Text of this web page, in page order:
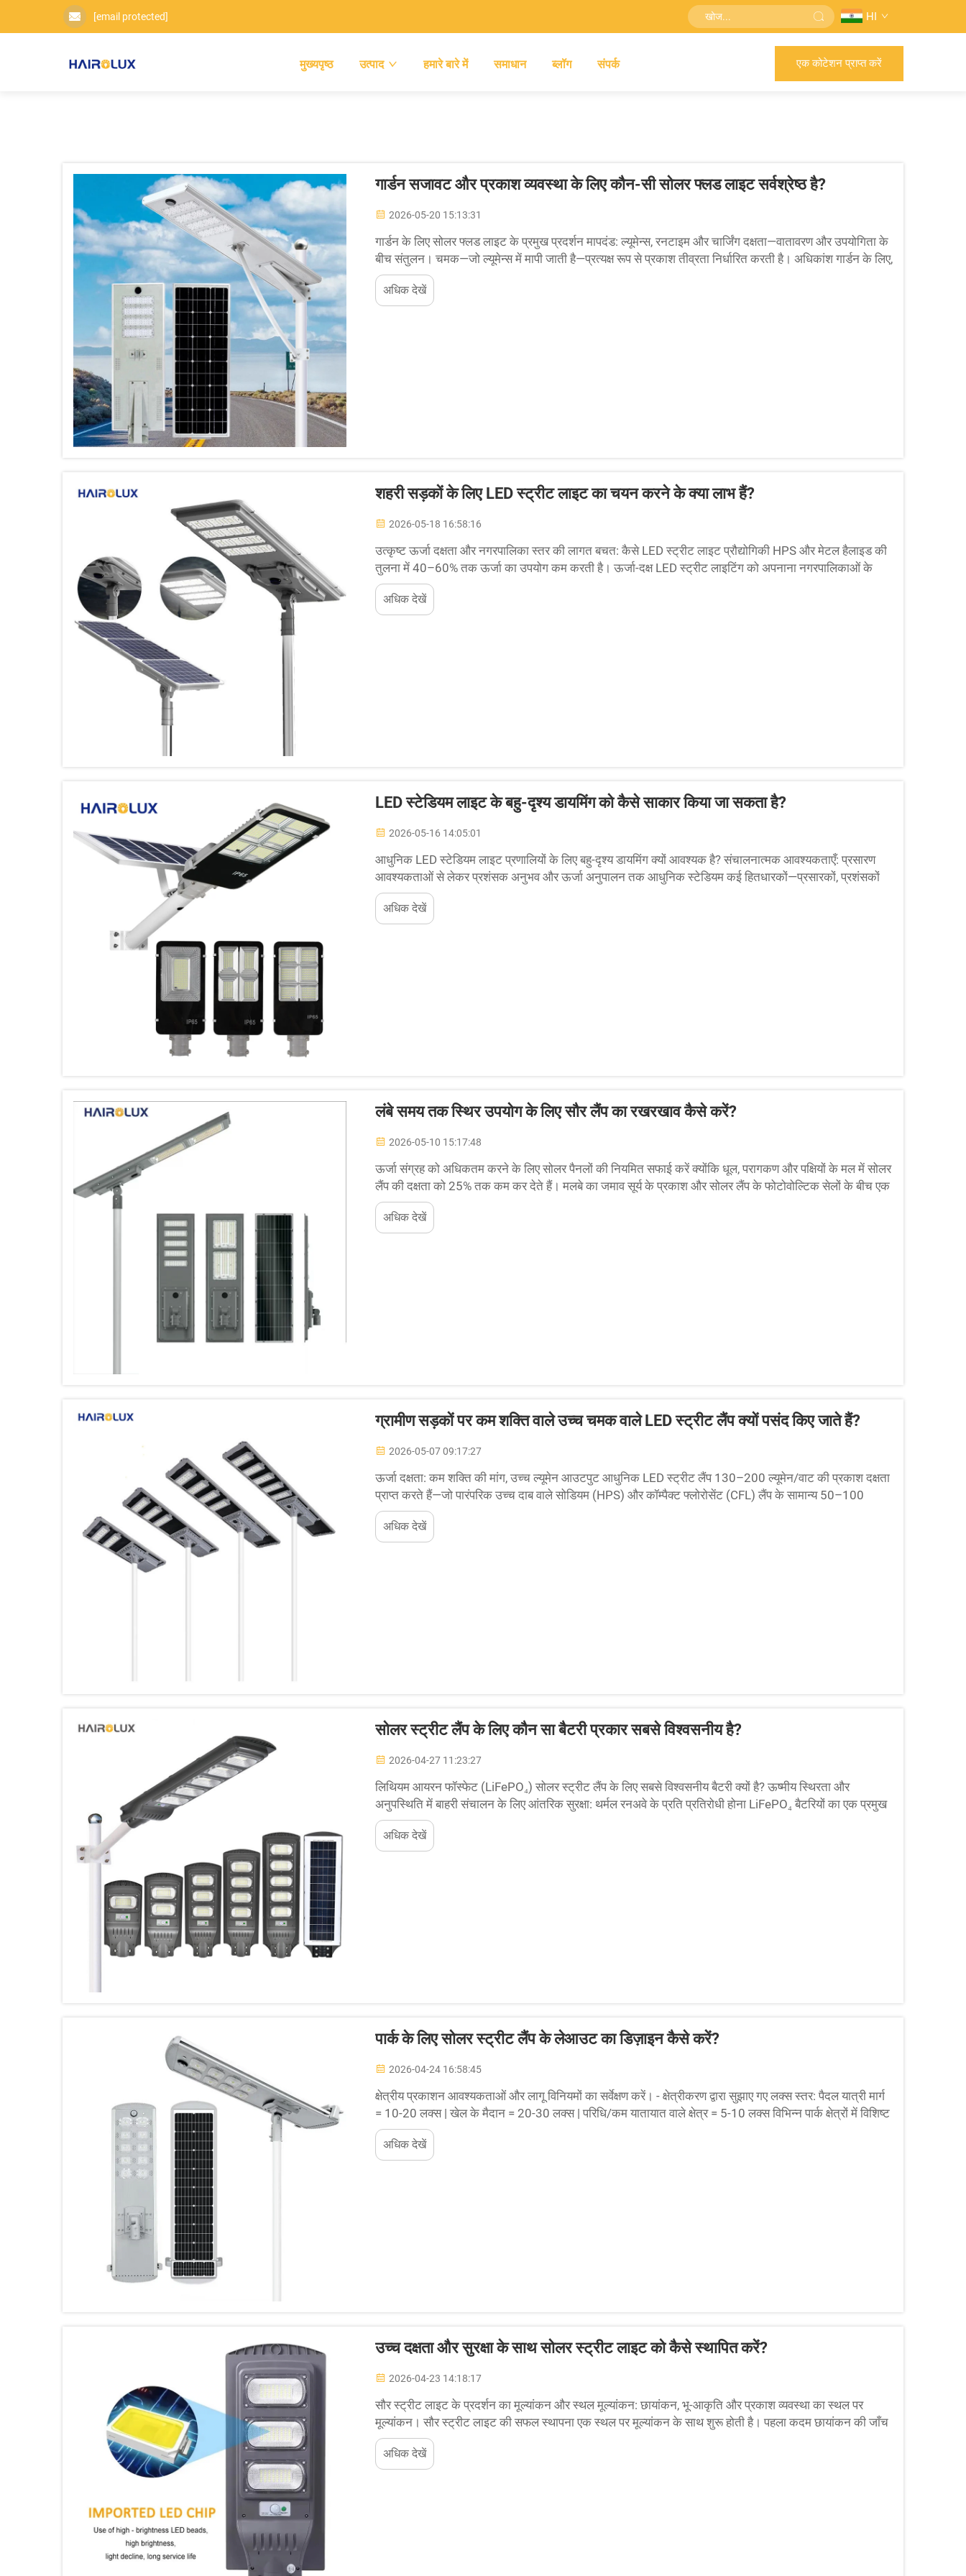
[email protected] HI
मुख्यपृष्ठ उत्पाद हमारे बारे में समाधान ब्लॉग संपर्क एक कोटेशन प्राप्त करें
गार्डन सजावट और प्रकाश व्यवस्था के लिए कौन-सी सोलर फ्लड लाइट सर्वश्रेष्ठ है?
2026-05-20 15:13:31
गार्डन के लिए सोलर फ्लड लाइट के प्रमुख प्रदर्शन मापदंड: ल्यूमेन्स, रनटाइम और चार्जिंग दक्षता—वातावरण और उपयोगिता के
बीच संतुलन। चमक—जो ल्यूमेन्स में मापी जाती है—प्रत्यक्ष रूप से प्रकाश तीव्रता निर्धारित करती है। अधिकांश गार्डन के लिए,
500–2,000 ल्यूमेन्स की सीमा उपयुक्त ...
अधिक देखें
शहरी सड़कों के लिए LED स्ट्रीट लाइट का चयन करने के क्या लाभ हैं?
2026-05-18 16:58:16
उत्कृष्ट ऊर्जा दक्षता और नगरपालिका स्तर की लागत बचत: कैसे LED स्ट्रीट लाइट प्रौद्योगिकी HPS और मेटल हैलाइड की
तुलना में 40–60% तक ऊर्जा का उपयोग कम करती है। ऊर्जा-दक्ष LED स्ट्रीट लाइटिंग को अपनाना नगरपालिकाओं के
विद्युत उपभोग के तरीके में एक मौलिक परिवर्तन का प्रतिनिधित्व करता है...
अधिक देखें
LED स्टेडियम लाइट के बहु-दृश्य डायमिंग को कैसे साकार किया जा सकता है?
2026-05-16 14:05:01
आधुनिक LED स्टेडियम लाइट प्रणालियों के लिए बहु-दृश्य डायमिंग क्यों आवश्यक है? संचालनात्मक आवश्यकताएँ: प्रसारण
आवश्यकताओं से लेकर प्रशंसक अनुभव और ऊर्जा अनुपालन तक आधुनिक स्टेडियम कई हितधारकों—प्रसारकों, प्रशंसकों
और क्षेत्र संचालकों—की सेवा करते हैं, प्रत्येक...
अधिक देखें
लंबे समय तक स्थिर उपयोग के लिए सौर लैंप का रखरखाव कैसे करें?
2026-05-10 15:17:48
ऊर्जा संग्रह को अधिकतम करने के लिए सोलर पैनलों की नियमित सफाई करें क्योंकि धूल, परागकण और पक्षियों के मल में सोलर
लैंप की दक्षता को 25% तक कम कर देते हैं। मलबे का जमाव सूर्य के प्रकाश और सोलर लैंप के फोटोवोल्टिक सेलों के बीच एक
भौतिक बाधा बनाता है। धूल, परागकण...
अधिक देखें
ग्रामीण सड़कों पर कम शक्ति वाले उच्च चमक वाले LED स्ट्रीट लैंप क्यों पसंद किए जाते हैं?
2026-05-07 09:17:27
ऊर्जा दक्षता: कम शक्ति की मांग, उच्च ल्यूमेन आउटपुट आधुनिक LED स्ट्रीट लैंप 130–200 ल्यूमेन/वाट की प्रकाश दक्षता
प्राप्त करते हैं—जो पारंपरिक उच्च दाब वाले सोडियम (HPS) और कॉम्पैक्ट फ्लोरोसेंट (CFL) लैंप के सामान्य 50–100
ल्यूमेन/वाट से दोगुनी से अधिक है। यह...
अधिक देखें
सोलर स्ट्रीट लैंप के लिए कौन सा बैटरी प्रकार सबसे विश्वसनीय है?
2026-04-27 11:23:27
लिथियम आयरन फॉस्फेट (LiFePO₄) सोलर स्ट्रीट लैंप के लिए सबसे विश्वसनीय बैटरी क्यों है? ऊष्मीय स्थिरता और
अनुपस्थिति में बाहरी संचालन के लिए आंतरिक सुरक्षा: थर्मल रनअवे के प्रति प्रतिरोधी होना LiFePO₄ बैटरियों का एक प्रमुख
लाभ है, जो इसलिए...
अधिक देखें
पार्क के लिए सोलर स्ट्रीट लैंप के लेआउट का डिज़ाइन कैसे करें?
2026-04-24 16:58:45
क्षेत्रीय प्रकाशन आवश्यकताओं और लागू विनियमों का सर्वेक्षण करें। - क्षेत्रीकरण द्वारा सुझाए गए लक्स स्तर: पैदल यात्री मार्ग
= 10-20 लक्स | खेल के मैदान = 20-30 लक्स | परिधि/कम यातायात वाले क्षेत्र = 5-10 लक्स विभिन्न पार्क क्षेत्रों में विशिष्ट
प्रदीप्ति स्तरों को लागू करना महत्वपूर्ण है...
अधिक देखें
उच्च दक्षता और सुरक्षा के साथ सोलर स्ट्रीट लाइट को कैसे स्थापित करें?
2026-04-23 14:18:17
सौर स्ट्रीट लाइट के प्रदर्शन का मूल्यांकन और स्थल मूल्यांकन: छायांकन, भू-आकृति और प्रकाश व्यवस्था का स्थल पर
मूल्यांकन। सौर स्ट्रीट लाइट की सफल स्थापना एक स्थल पर मूल्यांकन के साथ शुरू होती है। पहला कदम छायांकन की जाँच
करना है...
अधिक देखें